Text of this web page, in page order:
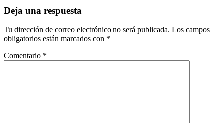
entradas
Deja una respuesta
Tu dirección de correo electrónico no será publicada. Los campos
obligatorios están marcados con *
Comentario *